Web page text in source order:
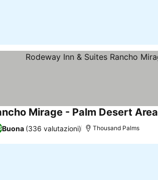
Mirage - Palm Desert Area
Buona (336 valutazioni) Thousand Palms